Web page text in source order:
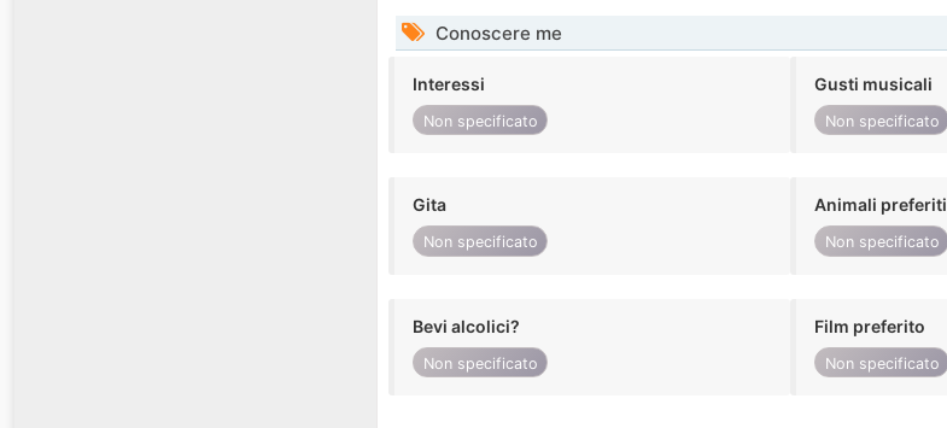
Conoscere me
Interessi
Non specificato
Gusti musicali
Non specificato
Gita
Non specificato
Animali preferiti
Non specificato
Bevi alcolici?
Non specificato
Film preferito
Non specificato